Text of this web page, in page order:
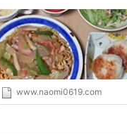
www.naomi0619.com